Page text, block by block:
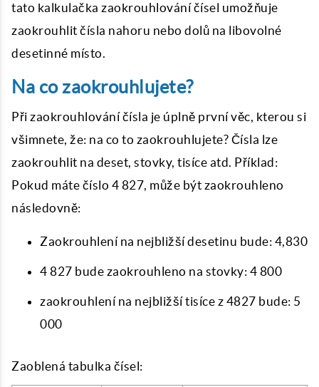
tato kalkulačka zaokrouhlování čísel umožňuje
zaokrouhlit čísla nahoru nebo dolů na libovolné
desetinné místo.
Na co zaokrouhlujete?
Při zaokrouhlování čísla je úplně první věc, kterou si
všimnete, že: na co to zaokrouhlujete? Čísla lze
zaokrouhlit na deset, stovky, tisíce atd. Příklad:
Pokud máte číslo 4 827, může být zaokrouhleno
následovně:
Zaokrouhlení na nejbližší desetinu bude: 4,830
4 827 bude zaokrouhleno na stovky: 4 800
zaokrouhlení na nejbližší tisíce z 4827 bude: 5
000
Zaoblená tabulka čísel: